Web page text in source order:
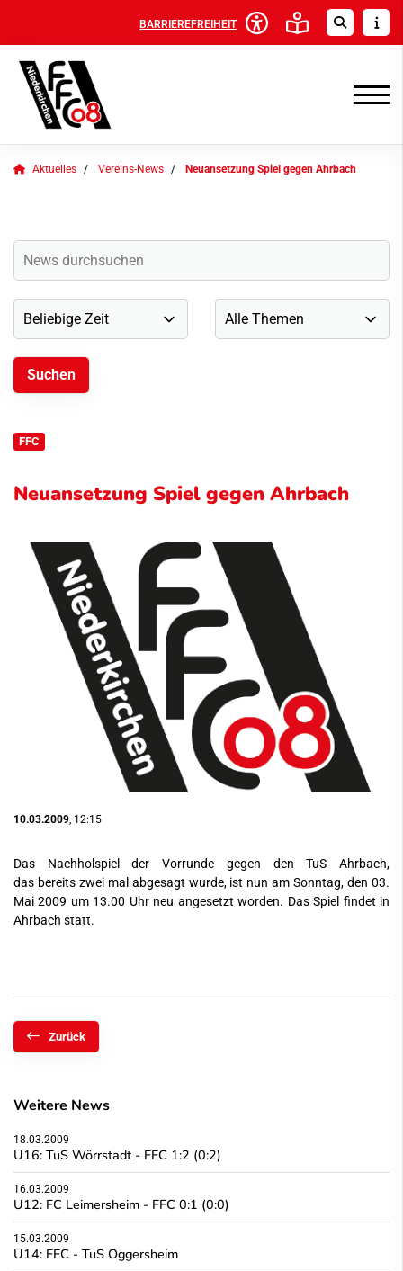
BARRIEREFREIHEIT
Aktuelles Vereins-News Neuansetzung Spiel gegen Ahrbach
FFC
Neuansetzung Spiel gegen Ahrbach
10.03.2009 , 12:15
Das Nachholspiel der Vorrunde gegen den TuS Ahrbach,
das bereits zwei mal abgesagt wurde, ist nun am Sonntag, den 03.
Mai 2009 um 13.00 Uhr neu angesetzt worden. Das Spiel findet in
Ahrbach statt.
Zurück
Weitere News
18.03.2009
U16: TuS Wörrstadt - FFC 1:2 (0:2)
16.03.2009
U12: FC Leimersheim - FFC 0:1 (0:0)
15.03.2009
U14: FFC - TuS Oggersheim